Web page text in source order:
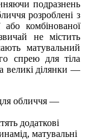
подразнень
розроблені з
комбінованої
не містить
матувальний
спрею для тіла
великі ділянки —
обличчя —
додаткові
матувальні